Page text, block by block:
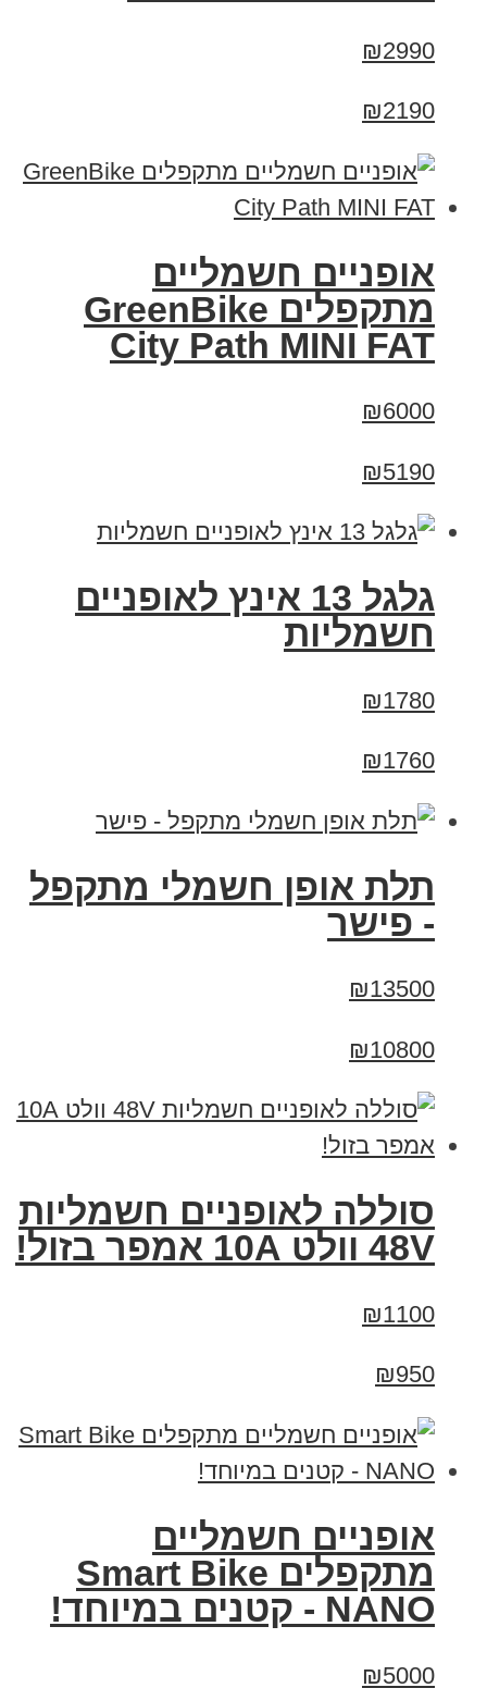
₪2990
₪2190
אופניים חשמליים
‏מתקפלים GreenBike
City Path MINI FAT
₪6000
₪5190
גלגל 13 אינץ לאופניים
חשמליות
₪1780
₪1760
תלת אופן חשמלי מתקפל
- פישר
₪13500
₪10800
סוללה לאופניים חשמליות
48V וולט 10A אמפר בזול!
₪1100
₪950
אופניים חשמליים
מתקפלים Smart Bike
NANO - קטנים במיוחד!
₪5000